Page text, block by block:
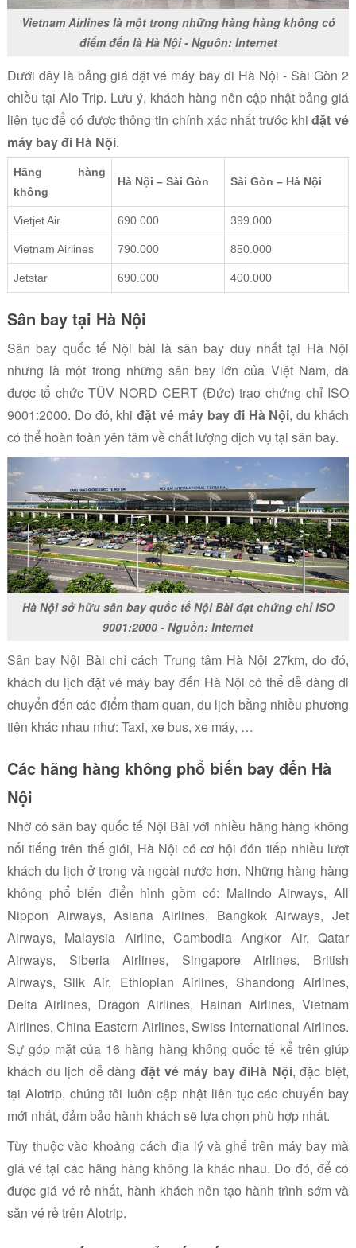
Vietnam Airlines là một trong những hàng hàng không có
điểm đến là Hà Nội - Nguồn: Internet
Dưới đây là bảng giá đặt vé máy bay đi Hà Nội - Sài Gòn 2
chiều tại Alo Trip. Lưu ý, khách hàng nên cập nhật bảng giá
liên tục để có được thông tin chính xác nhất trước khiđặt vé
máy bay đi Hà Nội.
Hãng hàng
không
Hà Nội – Sài Gòn Sài Gòn – Hà Nội
Vietjet Air 690.000 399.000
Vietnam Airlines 790.000 850.000
Jetstar 690.000 400.000
Sân bay tại Hà Nội
Sân bay quốc tế Nội bài là sân bay duy nhất tại Hà Nội
nhưng là một trong những sân bay lớn của Việt Nam, đã
được tổ chức TÜV NORD CERT (Đức) trao chứng chỉ ISO
9001:2000. Do đó, khiđặt vé máy bay đi Hà Nội, du khách
có thể hoàn toàn yên tâm về chất lượng dịch vụ tại sân bay.
Hà Nội sở hữu sân bay quốc tế Nội Bài đạt chứng chỉ ISO
9001:2000 - Nguồn: Internet
Sân bay Nội Bài chỉ cách Trung tâm Hà Nội 27km, do đó,
khách du lịch đặt vé máy bay đến Hà Nội có thể dễ dàng di
chuyển đến các điểm tham quan, du lịch bằng nhiều phương
tiện khác nhau như: Taxi, xe bus, xe máy, …
Các hãng hàng không phổ biến bay đến Hà
Nội
Nhờ có sân bay quốc tế Nội Bài với nhiều hãng hàng không
nối tiếng trên thế giới, Hà Nội có cơ hội đón tiếp nhiều lượt
khách du lịch ở trong và ngoài nước hơn. Những hàng hàng
không phổ biến điển hình gồm có: Malindo Airways,All
Nippon Airways, Asiana Airlines, Bangkok Airways, Jet
Airways, Malaysia Airline, Cambodia Angkor Air, Qatar
Airways, Siberia Airlines, Singapore Airlines, British
Airways, Silk Air, Ethiopian Airlines, Shandong Airlines,
Delta Airlines, Dragon Airlines, Hainan Airlines, Vietnam
Airlines, China Eastern Airlines, Swiss International Airlines.
Sự góp mặt của 16 hàng hàng không quốc tế kể trên giúp
khách du lịch dễ dàng đặt vé máy bay điHà Nội, đặc biệt,
tại Alotrip, chúng tôi luôn cập nhật liên tục các chuyến bay
mới nhất, đảm bảo hành khách sẽ lựa chọn phù hợp nhất.
Tùy thuộc vào khoảng cách địa lý và ghế trên máy bay mà
giá vé tại các hãng hàng không là khác nhau. Do đó, để có
được giá vé rẻ nhất, hành khách nên tạo hành trình sớm và
săn vé rẻ trên Alotrip.